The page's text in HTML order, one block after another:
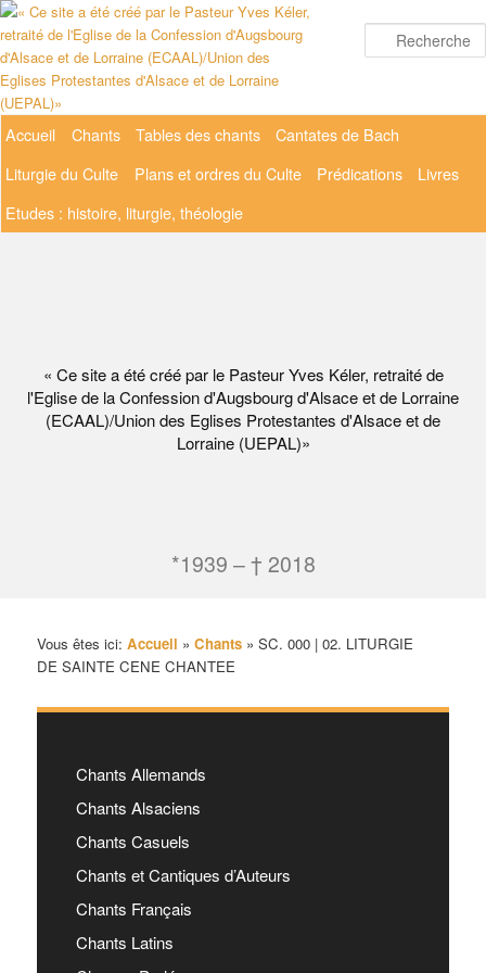
Aller
au
contenu
principal
« Ce site a été créé par le Pasteur Yves Kéler, retraité de
l'Eglise de la Confession d'Augsbourg d'Alsace et de Lorraine
(ECAAL)/Union des Eglises Protestantes d'Alsace et de
Lorraine (UEPAL)»
*1939 – † 2018
Menu
Accueil Chants Tables des chants
Cantates de Bach
Liturgie du Culte
Plans et ordres du Culte Prédications
Livres
Etudes : histoire, liturgie, théologie
Vous êtes ici:Accueil »Chants »SC. 000 | 02. LITURGIE
DE SAINTE CENE CHANTEE
Chants Allemands
Chants Alsaciens
Chants Casuels
Chants et Cantiques d’Auteurs
Chants Français
Chants Latins